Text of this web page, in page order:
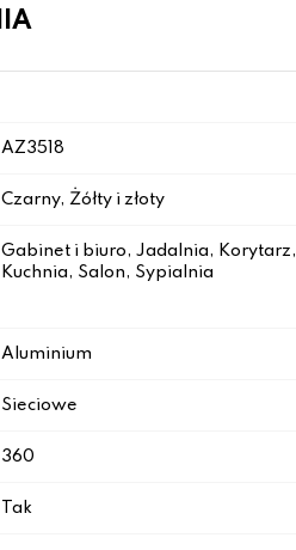
AZ3518
Czarny, Żółty i złoty
Gabinet i biuro, Jadalnia, Korytarz,
Kuchnia, Salon, Sypialnia
Aluminium
Sieciowe
360
Tak